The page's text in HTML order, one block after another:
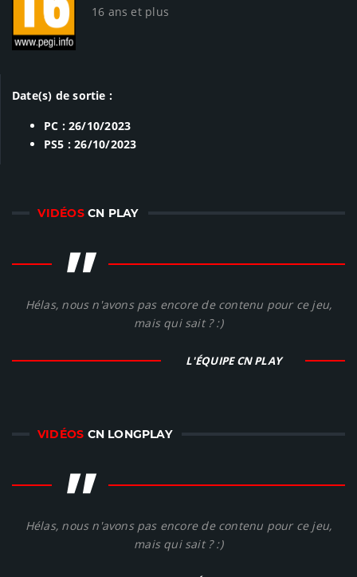
16 ans et plus
Date(s) de sortie :
PC : 26/10/2023
PS5 : 26/10/2023
VIDÉOSCN PLAY
"
Hélas, nous n'avons pas encore de contenu pour ce jeu,
mais qui sait ? :)
L'ÉQUIPE CN PLAY
VIDÉOS CN LONGPLAY
"
Hélas, nous n'avons pas encore de contenu pour ce jeu,
mais qui sait ? :)